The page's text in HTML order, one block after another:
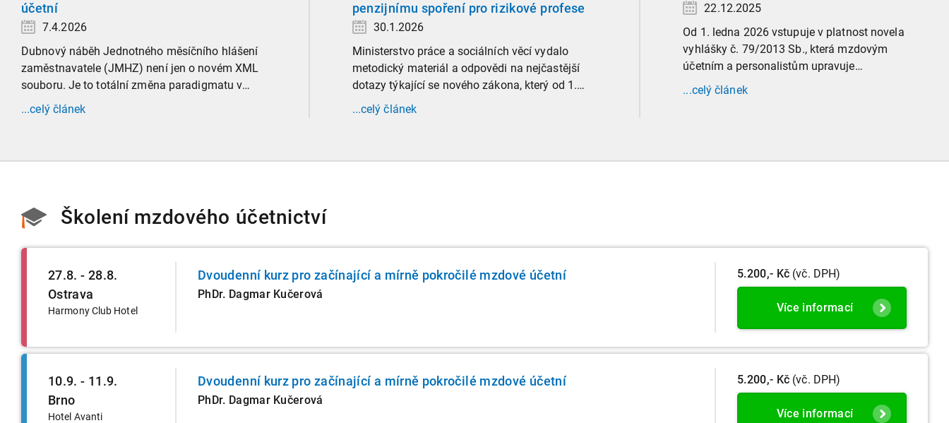
účetní
7.4.2026
Dubnový náběh Jednotného měsíčního hlášení
zaměstnavatele (JMHZ) není jen o novém XML
souboru. Je to totální změna paradigmatu v
evidenci zaměstnanců, která propojuje sociální
správu, finanční úřady a úřady práce do jednoho
...celý článek
penzijnímu spoření pro rizikové profese
30.1.2026
Ministerstvo práce a sociálních věcí vydalo
metodický materiál a odpovědi na nejčastější
dotazy týkající se nového zákona, který od 1.
ledna 2026 zavádí povinnost zaměstnavatelů
přispívat na spoření na stáří zaměstnancům v
...celý článek
22.12.2025
Od 1. ledna 2026 vstupuje v platnost novela
vyhlášky č. 79/2013 Sb., která mzdovým
účetním a personalistům upravuje
administrativu spojenou s pracovnělékařskými
prohlídkami. Vybrali jsme tři zásadní změny,
...celý článek
Školení mzdového účetnictví
27.8. - 28.8.
Ostrava
Harmony Club Hotel
Dvoudenní kurz pro začínající a mírně pokročilé mzdové účetní
PhDr. Dagmar Kučerová
5.200,- Kč (vč. DPH)
Více informací
10.9. - 11.9.
Brno
Hotel Avanti
Dvoudenní kurz pro začínající a mírně pokročilé mzdové účetní
PhDr. Dagmar Kučerová
5.200,- Kč (vč. DPH)
Více informací